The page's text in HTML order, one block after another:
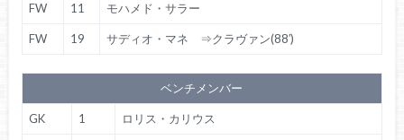
FW 11 モハメド・サラー
FW 19 サディオ・マネ ⇒クラヴァン(88′)
ベンチメンバー
GK 1 ロリス・カリウス